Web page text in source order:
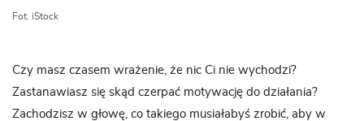
Fot. iStock
Czy masz czasem wrażenie, że nic Ci nie wychodzi?
Zastanawiasz się skąd czerpać motywację do działania?
Zachodzisz w głowę, co takiego musiałabyś zrobić, aby w